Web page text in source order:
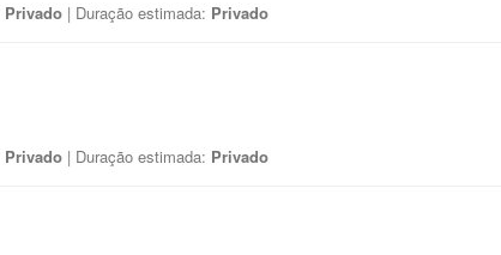
Privado | Duração estimada: Privado
Privado | Duração estimada: Privado